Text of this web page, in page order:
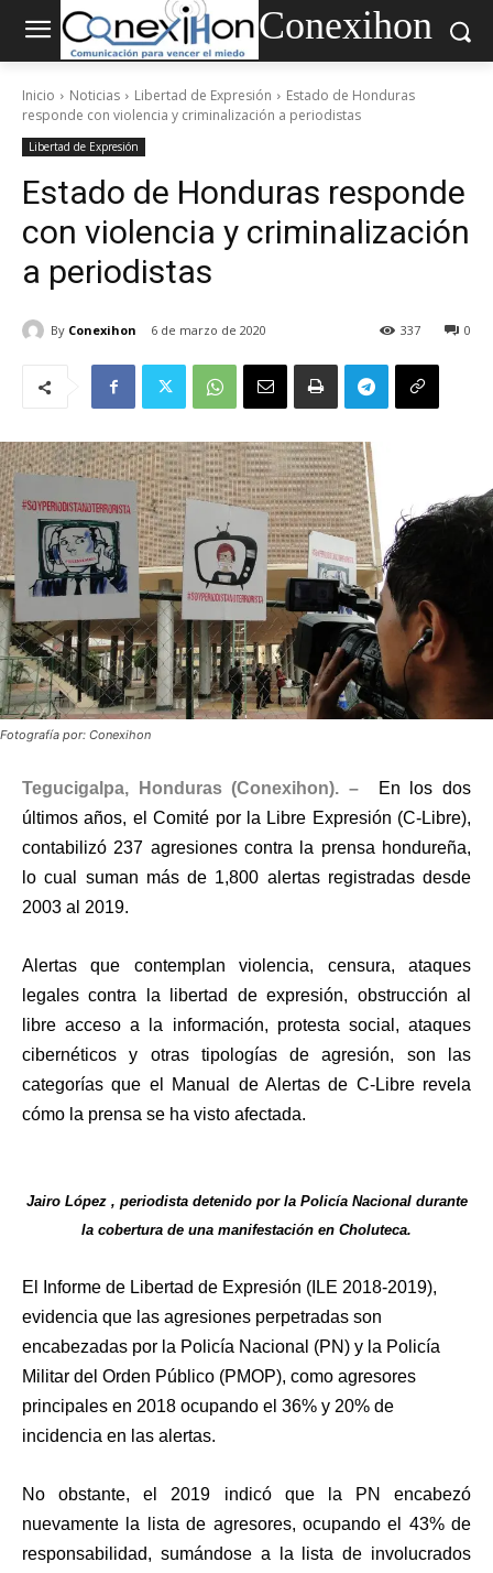
Conexihon
Inicio Noticias Libertad de Expresión
Estado de Honduras
responde con violencia y criminalización a periodistas
Libertad de Expresión
Estado de Honduras responde
con violencia y criminalización
a periodistas
By Conexihon 6 de marzo de 2020 0
337
Fotografía por: Conexihon
Tegucigalpa, Honduras (Conexihon). – En los dos
últimos años, el Comité por la Libre Expresión (C-Libre),
contabilizó 237 agresiones contra la prensa hondureña,
lo cual suman más de 1,800 alertas registradas desde
2003 al 2019.
Alertas que contemplan violencia, censura, ataques
legales contra la libertad de expresión, obstrucción al
libre acceso a la información, protesta social, ataques
cibernéticos y otras tipologías de agresión, son las
categorías que el Manual de Alertas de C-Libre revela
cómo la prensa se ha visto afectada.
Jairo López , periodista detenido por la Policía Nacional durante
la cobertura de una manifestación en Choluteca.
El Informe de Libertad de Expresión (ILE 2018-2019),
evidencia que las agresiones perpetradas son
encabezadas por la Policía Nacional (PN) y la Policía
Militar del Orden Público (PMOP), como agresores
principales en 2018 ocupando el 36% y 20% de
incidencia en las alertas.
No obstante, el 2019 indicó que la PN encabezó
nuevamente la lista de agresores, ocupando el 43% de
responsabilidad, sumándose a la lista de involucrados